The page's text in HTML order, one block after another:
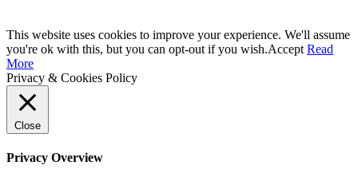
This website uses cookies to improve your experience. We'll assume
you're ok with this, but you can opt-out if you wish.Accept Read
More
Privacy & Cookies Policy
Close
Privacy Overview